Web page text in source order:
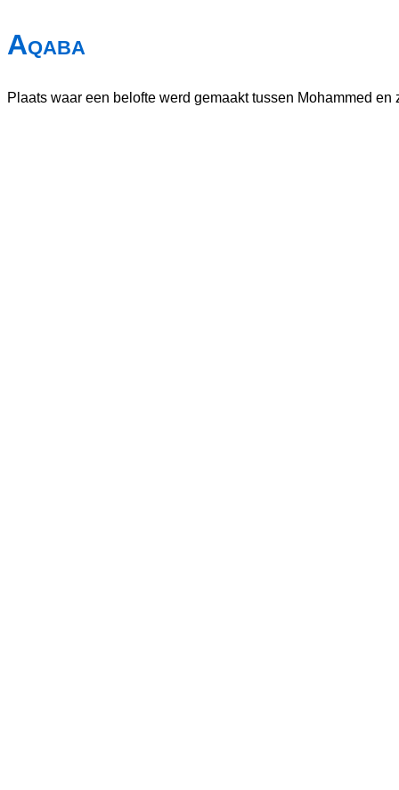
Aqaba
Plaats waar een belofte werd gemaakt tussen Mohammed